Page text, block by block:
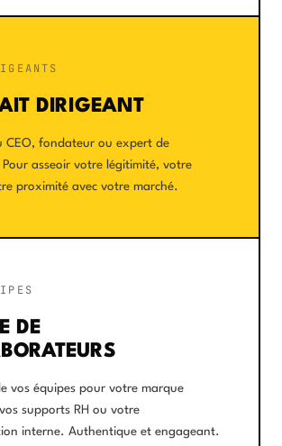
DIRIGEANT
CEO, fondateur ou expert de
Pour asseoir votre légitimité, votre
proximité avec votre marché.
DE
vos équipes pour votre marque
supports RH ou votre
interne. Authentique et engageant.